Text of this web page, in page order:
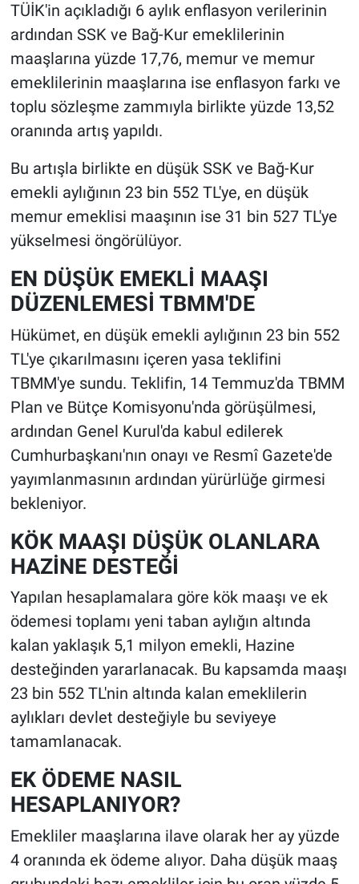
TÜİK'in açıkladığı 6 aylık enflasyon verilerinin
ardından SSK ve Bağ-Kur emeklilerinin
maaşlarına yüzde 17,76, memur ve memur
emeklilerinin maaşlarına ise enflasyon farkı ve
toplu sözleşme zammıyla birlikte yüzde 13,52
oranında artış yapıldı.
Bu artışla birlikte en düşük SSK ve Bağ-Kur
emekli aylığının 23 bin 552 TL'ye, en düşük
memur emeklisi maaşının ise 31 bin 527 TL'ye
yükselmesi öngörülüyor.
EN DÜŞÜK EMEKLİ MAAŞI
DÜZENLEMESİ TBMM'DE
Hükümet, en düşük emekli aylığının 23 bin 552
TL'ye çıkarılmasını içeren yasa teklifini
TBMM'ye sundu. Teklifin, 14 Temmuz'da TBMM
Plan ve Bütçe Komisyonu'nda görüşülmesi,
ardından Genel Kurul'da kabul edilerek
Cumhurbaşkanı'nın onayı ve Resmî Gazete'de
yayımlanmasının ardından yürürlüğe girmesi
bekleniyor.
KÖK MAAŞI DÜŞÜK OLANLARA
HAZİNE DESTEĞİ
Yapılan hesaplamalara göre kök maaşı ve ek
ödemesi toplamı yeni taban aylığın altında
kalan yaklaşık 5,1 milyon emekli, Hazine
desteğinden yararlanacak. Bu kapsamda maaşı
23 bin 552 TL'nin altında kalan emeklilerin
aylıkları devlet desteğiyle bu seviyeye
tamamlanacak.
EK ÖDEME NASIL
HESAPLANIYOR?
Emekliler maaşlarına ilave olarak her ay yüzde
4 oranında ek ödeme alıyor. Daha düşük maaş